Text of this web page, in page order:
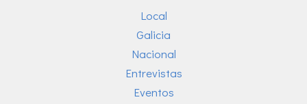
Local
Galicia
Nacional
Entrevistas
Eventos